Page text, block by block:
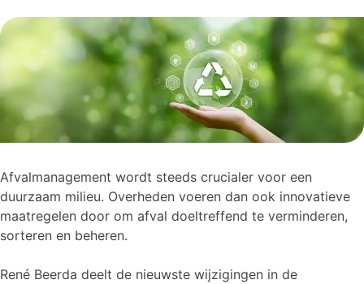
Afvalmanagement wordt steeds crucialer voor een
duurzaam milieu. Overheden voeren dan ook innovatieve
maatregelen door om afval doeltreffend te verminderen,
sorteren en beheren.
René Beerda deelt de nieuwste wijzigingen in de